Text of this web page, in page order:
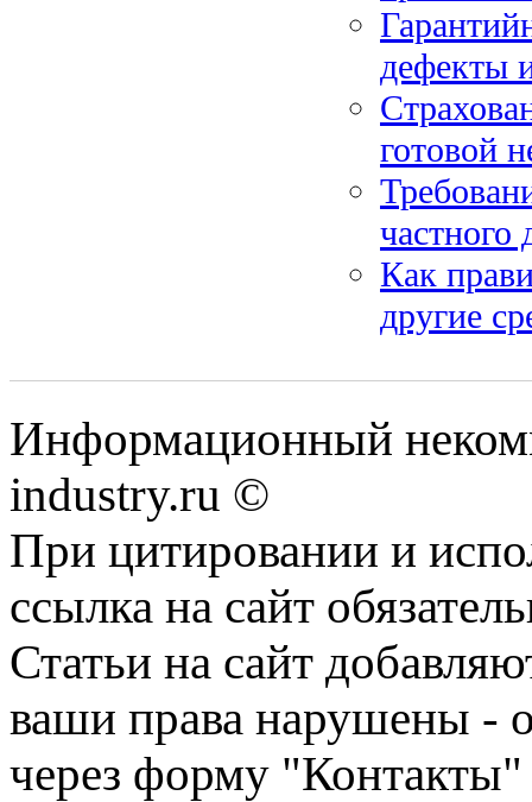
дефекты
готовой
Как
другие
Информационный
industry.ru ©
При цитировании и
ссылка на сайт
Статьи на сайт
ваши права нарушены -
через форму "Контакты"